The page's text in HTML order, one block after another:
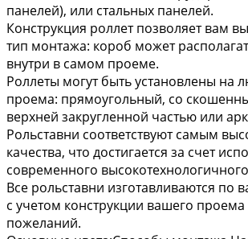
панелей), или стальных панелей.
Конструкция роллет позволяет вам
тип монтажа: короб может
внутри в самом проеме.
Роллеты могут быть установлены на
проема: прямоугольный, со
верхней закругленной частью или
Рольставни соответствуют самым
качества, что достигается за счет
современного
Все рольставни изготавливаются по
с учетом конструкции вашего
пожеланий.